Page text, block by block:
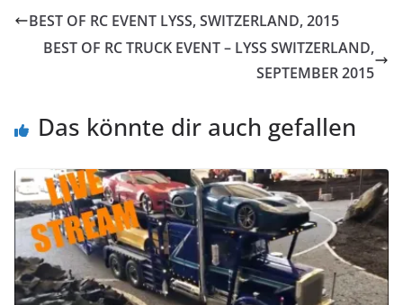
BEST OF RC EVENT LYSS, SWITZERLAND, 2015
BEST OF RC TRUCK EVENT – LYSS SWITZERLAND,
SEPTEMBER 2015
Das könnte dir auch gefallen